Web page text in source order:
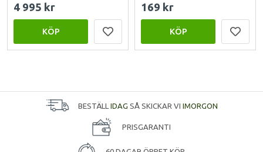
4 995 kr
KÖP
169 kr
KÖP
BESTÄLL IDAG SÅ SKICKAR VI IMORGON
PRISGARANTI